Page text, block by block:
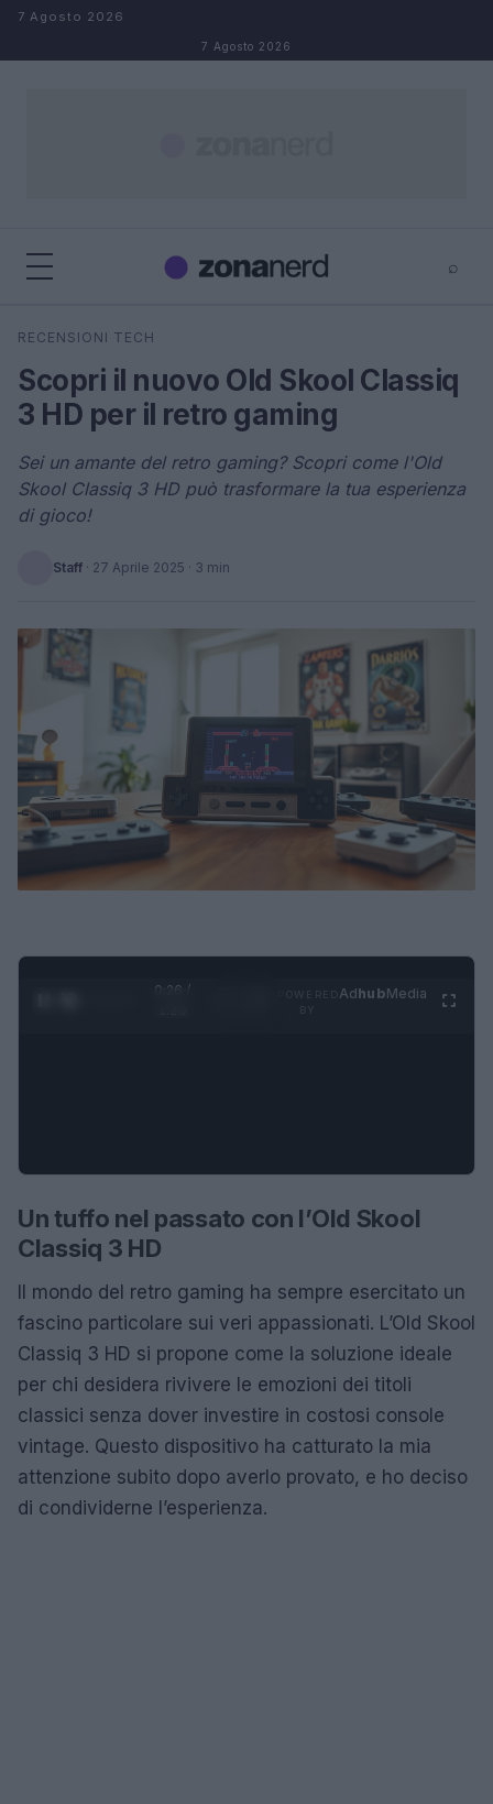
Salta al contenuto
7 Agosto 2026
7 Agosto 2026
⌕
Cerca
RECENSIONI TECH
Scopri il nuovo Old Skool Classiq
3 HD per il retro gaming
Sei un amante del retro gaming? Scopri come l'Old
Skool Classiq 3 HD può trasformare la tua esperienza
di gioco!
Staff · 27 Aprile 2025 · 3 min
0:27 /
AdhubMedia
Un tuffo nel passato con l’Old Skool
Classiq 3 HD
Il mondo del retro gaming ha sempre esercitato un
fascino particolare sui veri appassionati. L’Old Skool
Classiq 3 HD si propone come la soluzione ideale
per chi desidera rivivere le emozioni dei titoli
classici senza dover investire in costosi console
vintage. Questo dispositivo ha catturato la mia
attenzione subito dopo averlo provato, e ho deciso
di condividerne l’esperienza.